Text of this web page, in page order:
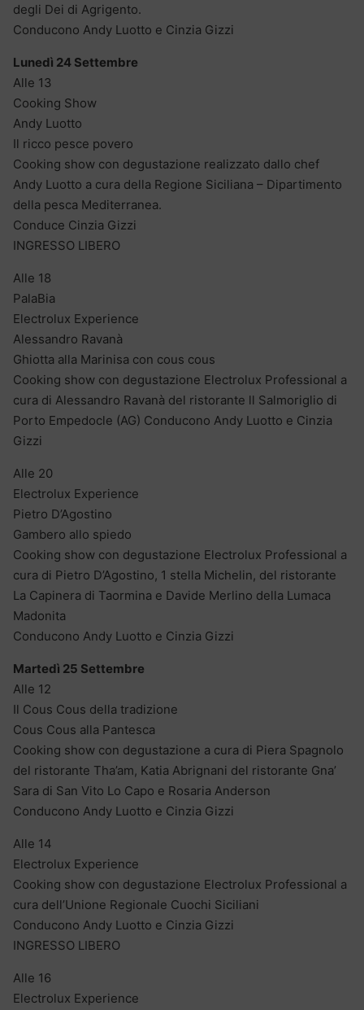
degli Dei di Agrigento.
Conducono Andy Luotto e Cinzia Gizzi
Lunedì 24 Settembre
Alle 13
Cooking Show
Andy Luotto
Il ricco pesce povero
Cooking show con degustazione realizzato dallo chef
Andy Luotto a cura della Regione Siciliana – Dipartimento
della pesca Mediterranea.
Conduce Cinzia Gizzi
INGRESSO LIBERO
Alle 18
PalaBia
Electrolux Experience
Alessandro Ravanà
Ghiotta alla Marinisa con cous cous
Cooking show con degustazione Electrolux Professional a
cura di Alessandro Ravanà del ristorante ll Salmoriglio di
Porto Empedocle (AG) Conducono Andy Luotto e Cinzia
Gizzi
Alle 20
Electrolux Experience
Pietro D’Agostino
Gambero allo spiedo
Cooking show con degustazione Electrolux Professional a
cura di Pietro D’Agostino, 1 stella Michelin, del ristorante
La Capinera di Taormina e Davide Merlino della Lumaca
Madonita
Conducono Andy Luotto e Cinzia Gizzi
Martedì 25 Settembre
Alle 12
Il Cous Cous della tradizione
Cous Cous alla Pantesca
Cooking show con degustazione a cura di Piera Spagnolo
del ristorante Tha’am, Katia Abrignani del ristorante Gna’
Sara di San Vito Lo Capo e Rosaria Anderson
Conducono Andy Luotto e Cinzia Gizzi
Alle 14
Electrolux Experience
Cooking show con degustazione Electrolux Professional a
cura dell’Unione Regionale Cuochi Siciliani
Conducono Andy Luotto e Cinzia Gizzi
INGRESSO LIBERO
Alle 16
Electrolux Experience